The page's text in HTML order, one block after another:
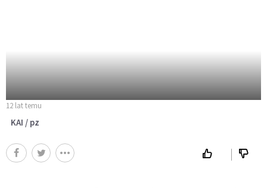
12 lat temu
KAI / pz